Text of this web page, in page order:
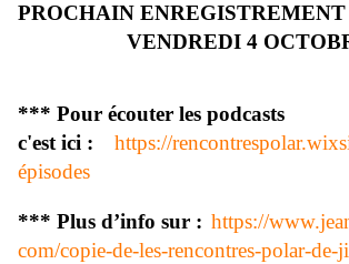
PROCHAIN
VENDREDI 4
*** Pour écouter les podcasts
c'est ici :
https://rencontrespolar.
épisodes
*** Plus d’info sur : https://
com/copie-de-les-rencontres-polar-de-ji